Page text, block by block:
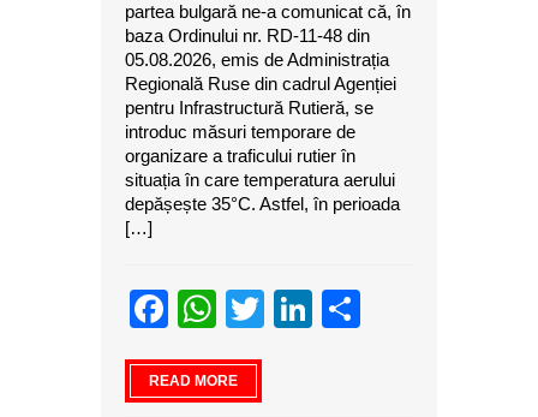
partea bulgară ne-a comunicat că, în
baza Ordinului nr. RD-11-48 din
05.08.2026, emis de Administrația
Regională Ruse din cadrul Agenției
pentru Infrastructură Rutieră, se
introduc măsuri temporare de
organizare a traficului rutier în
situația în care temperatura aerului
depășește 35°C. Astfel, în perioada
[…]
Facebook
WhatsApp
TwitterLinkedIn
READ MORE